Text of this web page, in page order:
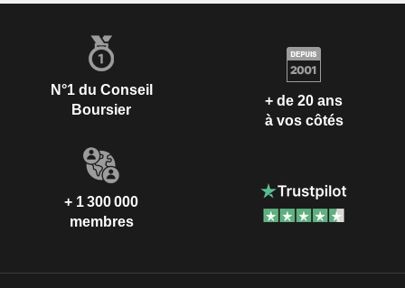
N°1 du Conseil
Boursier
+ de 20 ans
à vos côtés
+ 1 300 000
membres